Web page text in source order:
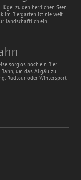
zu den herrlichen Seen
im Biergarten ist nie weit
landschaftlich ein
sorglos noch ein Bier
um das Allgäu zu
Radtour oder Wintersport